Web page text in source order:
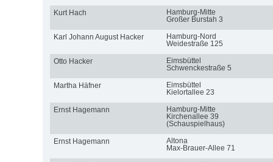
Kurt Hach
Hamburg-Mitte
Großer Burstah 3
Karl Johann August Hacker
Hamburg-Nord
Weidestraße 125
Otto Hacker
Eimsbüttel
Schwenckestraße 5
Martha Häfner
Eimsbüttel
Kielortallee 23
Ernst Hagemann
Hamburg-Mitte
Kirchenallee 39
(Schauspielhaus)
Ernst Hagemann
Altona
Max-Brauer-Allee 71